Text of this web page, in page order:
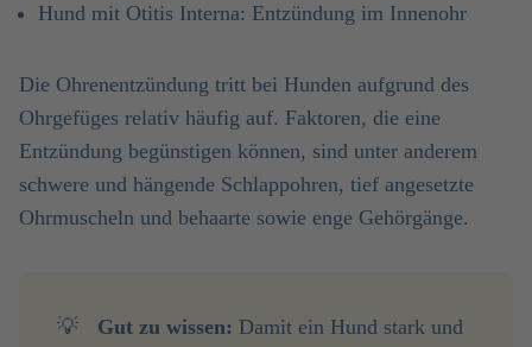
Hund mit Otitis Interna: Entzündung im Innenohr
Die Ohrenentzündung tritt bei Hunden aufgrund des
Ohrgefüges relativ häufig auf. Faktoren, die eine
Entzündung begünstigen können, sind unter anderem
schwere und hängende Schlappohren, tief angesetzte
Ohrmuscheln und behaarte sowie enge Gehörgänge.
💡 Gut zu wissen: Damit ein Hund stark und